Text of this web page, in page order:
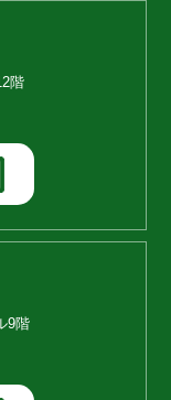
階
9階